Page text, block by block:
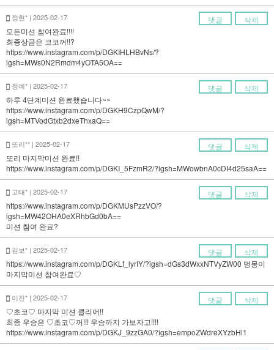
정현* | 2025-02-17 삭제
댓글
모든미션 참여완료!!!!
최종상금은 코코꺼!!?
https://www.instagram.com/p/DGKIHLHBvNs/?
igsh=MWs0N2Rmdm4yOTA5OA==
정예* | 2025-02-17 삭제
댓글
하루 4단계미션 완료했습니다~~
https://www.instagram.com/p/DGKH9CzpQwM/?
igsh=MTVodGtxb2dxeThxaQ==
또리** | 2025-02-17 삭제
댓글
또리 마지막미션 완료!!
https://www.instagram.com/p/DGKI_5FzmR2/?igsh=MWowbnA0cDI4d25saA==
고태* | 2025-02-17 삭제
댓글
https://www.instagram.com/p/DGKMUsPzzVO/?
igsh=MW42OHA0eXRhbGd0bA==
미션 참여 완료?
김보* | 2025-02-17 삭제
댓글
https://www.instagram.com/p/DGKLf_lyrIY/?igsh=dGs3dWxxNTVyZW00 멍뭉이
마지막미션 참여완료♡
이진* | 2025-02-17 삭제
댓글
♡초코♡ 마지막 미션 클리어!!
최종 우승은 ♡초코♡꺼!!! 우승까지 가보자고!!!!
https://www.instagram.com/p/DGKJ_9zzGA0/?igsh=empoZWdreXYzbHl1